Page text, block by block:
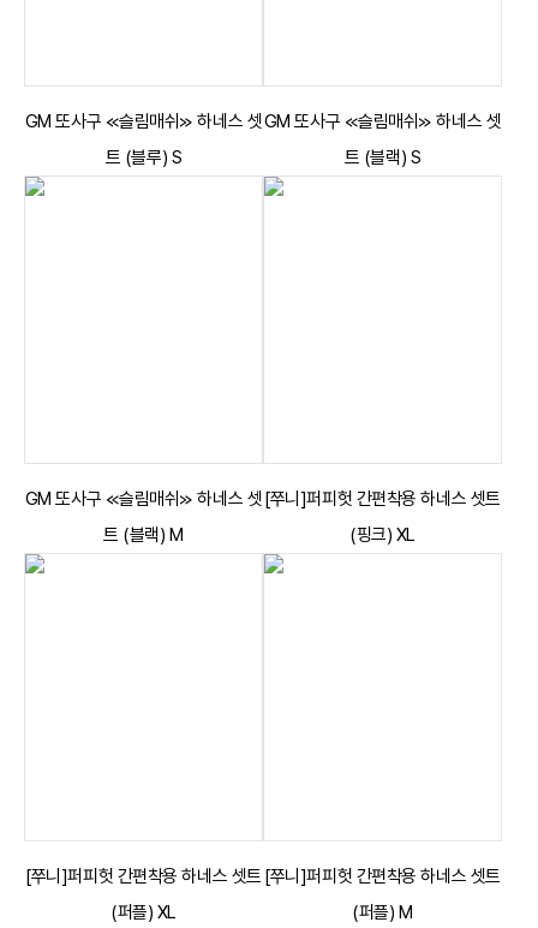
GM 또사구 ≪슬림매쉬≫ 하네스 셋
트 (블루) S
GM 또사구 ≪슬림매쉬≫ 하네스 셋
트 (블랙) S
GM 또사구 ≪슬림매쉬≫ 하네스 셋
트 (블랙) M
[쭈니]퍼피헛 간편착용 하네스 셋트
(핑크) XL
[쭈니]퍼피헛 간편착용 하네스 셋트
(퍼플) XL
[쭈니]퍼피헛 간편착용 하네스 셋트
(퍼플) M